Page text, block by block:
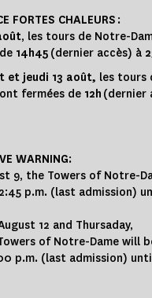
FORTES CHALEURS :
, les tours de Notre-
14h45 (dernier accès) à
et jeudi 13 août, les tours
fermées de 12h (dernier
WARNING:
9, the Towers of Notre-
p.m. (last admission)
12 and Thursaday,
of Notre-Dame will
p.m. (last admission)